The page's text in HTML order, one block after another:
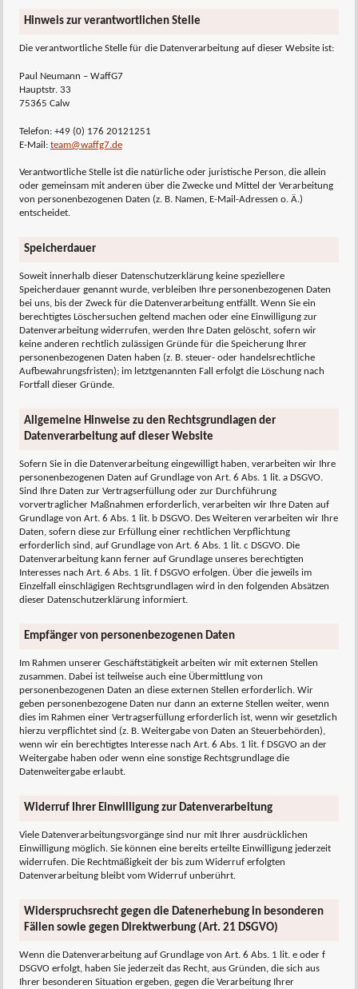
Hinweis zur verantwortlichen Stelle
Die verantwortliche Stelle für die Datenverarbeitung auf dieser Website ist:
Paul Neumann – WaffG7
Hauptstr. 33
75365 Calw
Telefon: +49 (0) 176 20121251
E-Mail: team@waffg7.de
Verantwortliche Stelle ist die natürliche oder juristische Person, die allein
oder gemeinsam mit anderen über die Zwecke und Mittel der Verarbeitung
von personenbezogenen Daten (z. B. Namen, E-Mail-Adressen o. Ä.)
entscheidet.
Speicherdauer
Soweit innerhalb dieser Datenschutzerklärung keine speziellere
Speicherdauer genannt wurde, verbleiben Ihre personenbezogenen Daten
bei uns, bis der Zweck für die Datenverarbeitung entfällt. Wenn Sie ein
berechtigtes Löschersuchen geltend machen oder eine Einwilligung zur
Datenverarbeitung widerrufen, werden Ihre Daten gelöscht, sofern wir
keine anderen rechtlich zulässigen Gründe für die Speicherung Ihrer
personenbezogenen Daten haben (z. B. steuer- oder handelsrechtliche
Aufbewahrungsfristen); im letztgenannten Fall erfolgt die Löschung nach
Fortfall dieser Gründe.
Allgemeine Hinweise zu den Rechtsgrundlagen der
Datenverarbeitung auf dieser Website
Sofern Sie in die Datenverarbeitung eingewilligt haben, verarbeiten wir Ihre
personenbezogenen Daten auf Grundlage von Art. 6 Abs. 1 lit. a DSGVO.
Sind Ihre Daten zur Vertragserfüllung oder zur Durchführung
vorvertraglicher Maßnahmen erforderlich, verarbeiten wir Ihre Daten auf
Grundlage von Art. 6 Abs. 1 lit. b DSGVO. Des Weiteren verarbeiten wir Ihre
Daten, sofern diese zur Erfüllung einer rechtlichen Verpflichtung
erforderlich sind, auf Grundlage von Art. 6 Abs. 1 lit. c DSGVO. Die
Datenverarbeitung kann ferner auf Grundlage unseres berechtigten
Interesses nach Art. 6 Abs. 1 lit. f DSGVO erfolgen. Über die jeweils im
Einzelfall einschlägigen Rechtsgrundlagen wird in den folgenden Absätzen
dieser Datenschutzerklärung informiert.
Empfänger von personenbezogenen Daten
Im Rahmen unserer Geschäftstätigkeit arbeiten wir mit externen Stellen
zusammen. Dabei ist teilweise auch eine Übermittlung von
personenbezogenen Daten an diese externen Stellen erforderlich. Wir
geben personenbezogene Daten nur dann an externe Stellen weiter, wenn
dies im Rahmen einer Vertragserfüllung erforderlich ist, wenn wir gesetzlich
hierzu verpflichtet sind (z. B. Weitergabe von Daten an Steuerbehörden),
wenn wir ein berechtigtes Interesse nach Art. 6 Abs. 1 lit. f DSGVO an der
Weitergabe haben oder wenn eine sonstige Rechtsgrundlage die
Datenweitergabe erlaubt.
Widerruf Ihrer Einwilligung zur Datenverarbeitung
Viele Datenverarbeitungsvorgänge sind nur mit Ihrer ausdrücklichen
Einwilligung möglich. Sie können eine bereits erteilte Einwilligung jederzeit
widerrufen. Die Rechtmäßigkeit der bis zum Widerruf erfolgten
Datenverarbeitung bleibt vom Widerruf unberührt.
Widerspruchsrecht gegen die Datenerhebung in besonderen
Fällen sowie gegen Direktwerbung (Art. 21 DSGVO)
Wenn die Datenverarbeitung auf Grundlage von Art. 6 Abs. 1 lit. e oder f
DSGVO erfolgt, haben Sie jederzeit das Recht, aus Gründen, die sich aus
Ihrer besonderen Situation ergeben, gegen die Verarbeitung Ihrer